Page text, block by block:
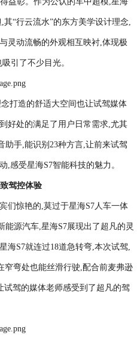
“行云流水”的东方美学设计理念,
灵动流畅的外观相互映衬,体现极
引了不少目光。
打造的舒适大空间也让试驾媒体
好处的满足了用户日常需求,尤其
助手,能识别23种方言,让前来试驾
,感受星海S7智能科技的魅力。
驾控体验
们惊艳的,莫过于星海S7人车一体
能源汽车,星海S7展现出了超凡的灵
海S7就连过18道急转弯,本次试驾,
窄弯处也能丝滑行驶,配合前麦弗逊
驾的媒体老师感受到了超凡的驾